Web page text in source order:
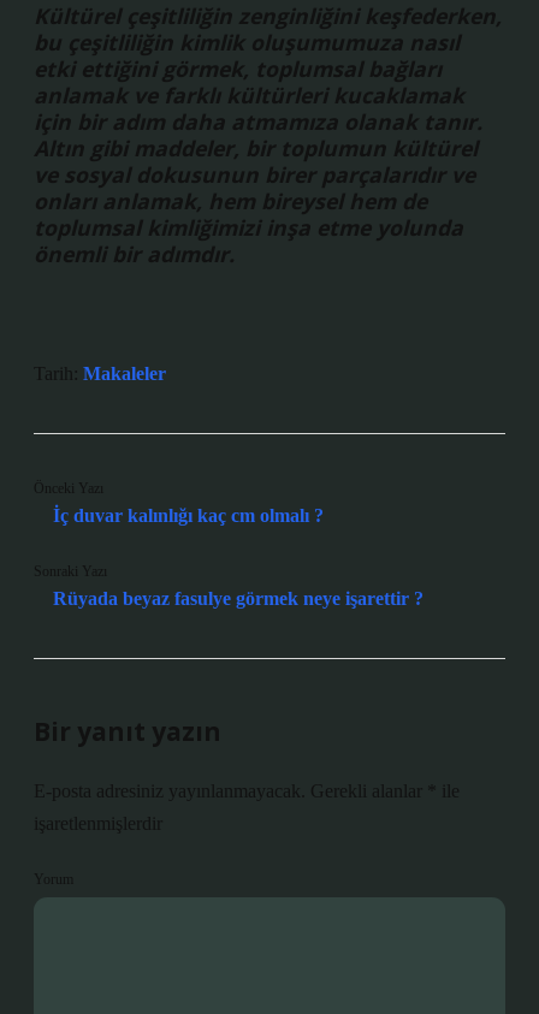
Kültürel çeşitliliğin zenginliğini keşfederken,
bu çeşitliliğin kimlik oluşumumuza nasıl
etki ettiğini görmek, toplumsal bağları
anlamak ve farklı kültürleri kucaklamak
için bir adım daha atmamıza olanak tanır.
Altın gibi maddeler, bir toplumun kültürel
ve sosyal dokusunun birer parçalarıdır ve
onları anlamak, hem bireysel hem de
toplumsal kimliğimizi inşa etme yolunda
önemli bir adımdır.
Tarih: Makaleler
Önceki Yazı
İç duvar kalınlığı kaç cm olmalı ?
Sonraki Yazı
Rüyada beyaz fasulye görmek neye işarettir ?
Bir yanıt yazın
E-posta adresiniz yayınlanmayacak. Gerekli alanlar
ile
işaretlenmişlerdir
Yorum